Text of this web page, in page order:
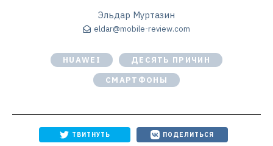
Эльдар Муртазин
eldar@mobile-review.com
HUAWEI
ДЕСЯТЬ ПРИЧИН
СМАРТФОНЫ
ТВИТНУТЬ ПОДЕЛИТЬСЯ